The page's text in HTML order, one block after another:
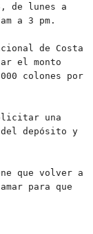
, de lunes a
a 3 pm.
de Costa
el monto
colones por
una
del depósito y
que volver a
para que